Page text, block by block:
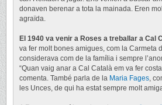
donaven berenar a tota la mainada. Eren
agraïda.
El 1940 va venir a Roses a treballar a Cal
va fer molt bones amigues, com la Carmeta
considerava com de la família i sempre
“Quan vaig anar a Cal Català em va fer
comenta. També parla de la Maria Fages ,
les Unces, de qui ha estat sempre molt